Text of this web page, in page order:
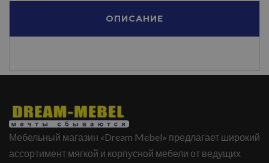
ОПИСАНИЕ
Мебельный магазин «Dream Mebel» предлагает широкий
ассортимент мягкой и корпусной мебели от ведущих